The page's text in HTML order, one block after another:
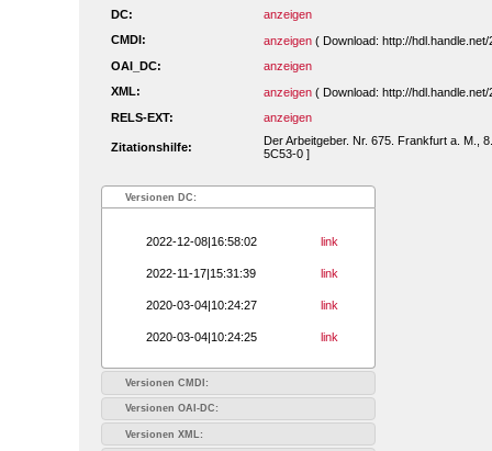
DC:
anzeigen
CMDI:
anzeigen ( Download: http://
OAI_DC:
anzeigen
XML:
anzeigen ( Download: http://
RELS-EXT:
anzeigen
Zitationshilfe:
Der Arbeitgeber. Nr. 675. Frankfurt a. M.,
5C53-0 ]
Versionen DC:
2022-12-08|16:58:02 link
2022-11-17|15:31:39 link
2020-03-04|10:24:27 link
2020-03-04|10:24:25 link
Versionen CMDI:
Versionen OAI-DC:
Versionen XML: